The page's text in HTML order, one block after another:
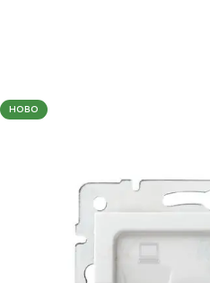
НОВО